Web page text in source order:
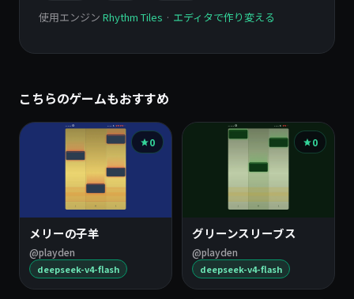
使用エンジン Rhythm Tiles · エディタで作り変える
こちらのゲームもおすすめ
0
メリーの子羊
@playden
deepseek-v4-flash
0
グリーンスリーブス
@playden
deepseek-v4-flash